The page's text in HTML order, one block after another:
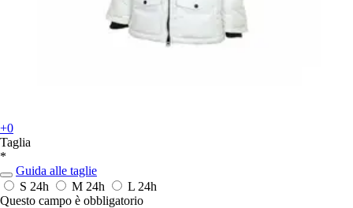
+0
Taglia
*
Guida alle taglie
S 24h M 24h L 24h
Questo campo è obbligatorio